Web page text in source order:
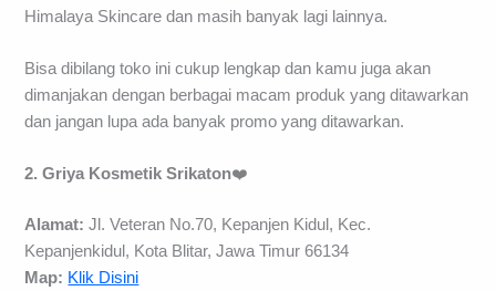
Himalaya Skincare dan masih banyak lagi lainnya.
Bisa dibilang toko ini cukup lengkap dan kamu juga akan
dimanjakan dengan berbagai macam produk yang ditawarkan
dan jangan lupa ada banyak promo yang ditawarkan.
2. Griya Kosmetik Srikaton❤️
Alamat: Jl. Veteran No.70, Kepanjen Kidul, Kec.
Kepanjenkidul, Kota Blitar, Jawa Timur 66134
Map: Klik Disini